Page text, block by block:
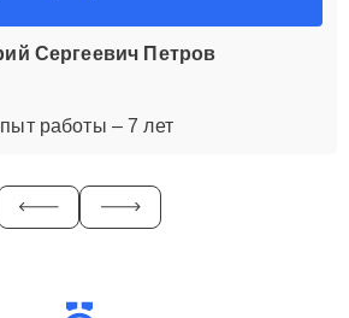
Сергеевич Петров
работы – 7 лет